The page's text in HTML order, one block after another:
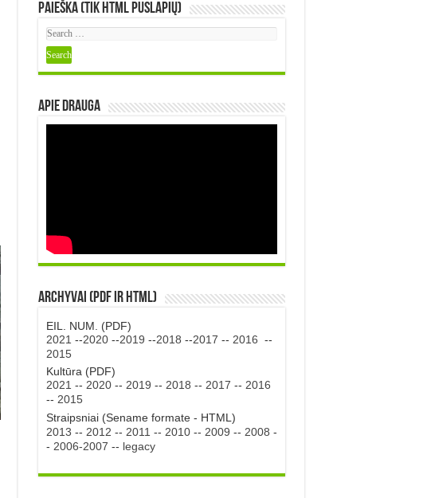
Paieška (tik HTML puslapių)
Apie DRAUGA
Archyvai (PDF ir HTML)
EIL. NUM. (PDF)
2021 --2020--2019 --2018 --2017 -- 2016 --
2015
Kultūra (PDF)
2021 -- 2020-- 2019 -- 2018 -- 2017 -- 2016
-- 2015
Straipsniai (Sename formate - HTML)
2013 -- 2012 -- 2011 -- 2010-- 2009 -- 2008 -
- 2006-2007 -- legacy